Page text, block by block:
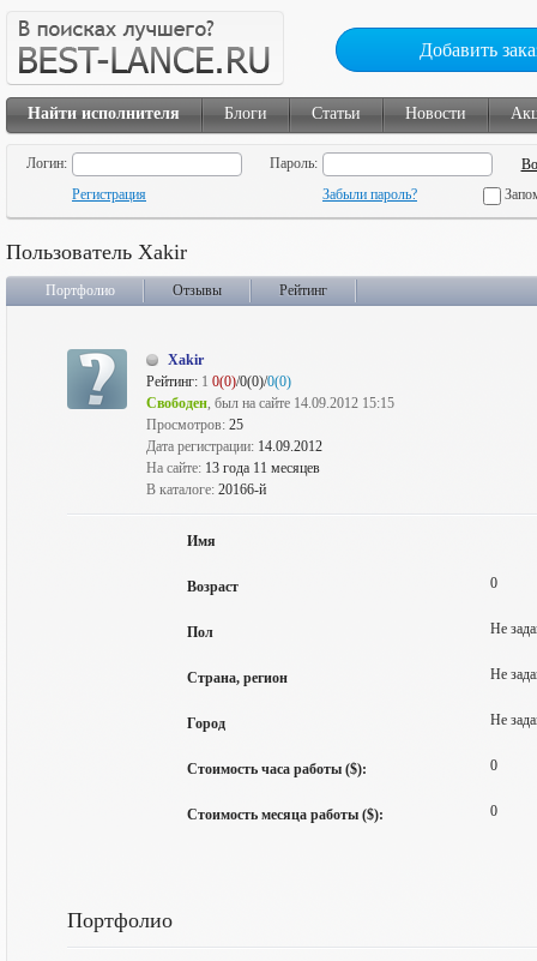
Добавить
Найти исполнителя Блоги Статьи Новости
Логин:
Пароль:
Регистрация
Забыли пароль?
Пользователь Xakir
Портфолио Отзывы Рейтинг
Xakir
Рейтинг: 1 0(0)/0(0)/0(0)
Свободен, был на сайте 14.09.2012 15:15
Просмотров: 25
Дата регистрации: 14.09.2012
На сайте: 13 года 11 месяцев
В каталоге: 20166-й
Имя
Возраст 0
Пол Не
Страна, регион Не
Город Не
Стоимость часа работы ($): 0
Стоимость месяца работы ($): 0
Портфолио